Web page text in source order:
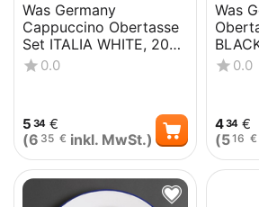
Was Germany
Cappuccino Obertasse
Set ITALIA WHITE, 200
ml, Set á 6 Stück,
0.0
5 34 €
(6 35 € inkl. MwSt.)
Was
cm,0.0
434 €
(516 €